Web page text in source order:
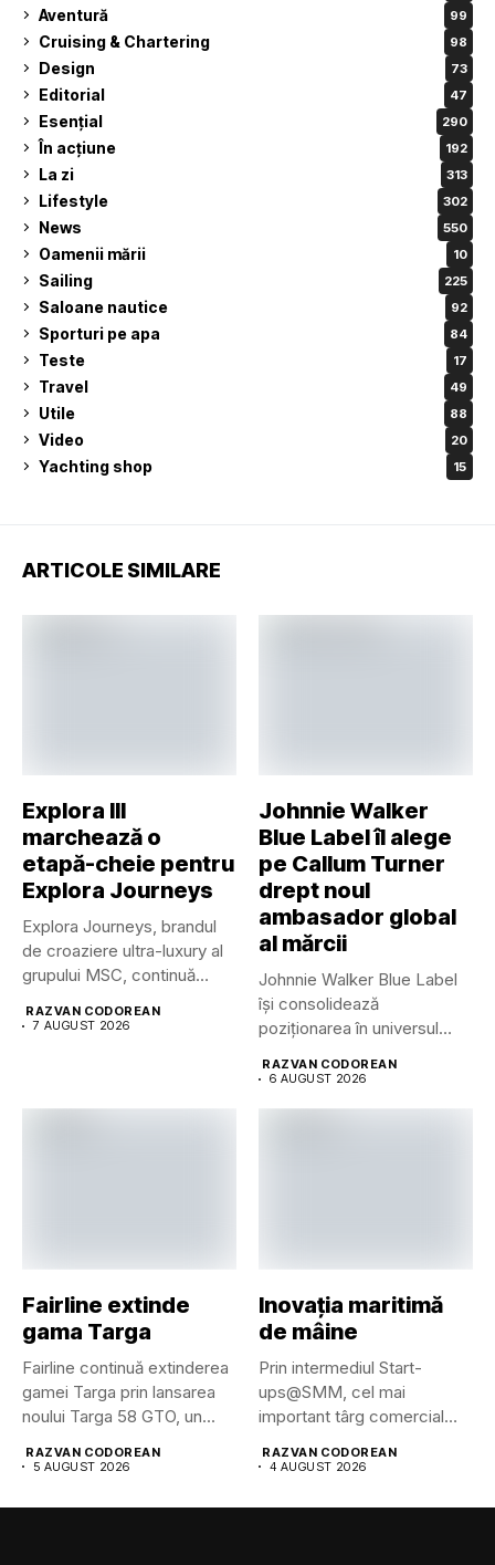
Aventură 99
Cruising & Chartering 98
Design 73
Editorial 47
Esențial 290
În acțiune 192
La zi 313
Lifestyle 302
News 550
Oamenii mării 10
Sailing 225
Saloane nautice 92
Sporturi pe apa 84
Teste 17
Travel 49
Utile 88
Video 20
Yachting shop 15
ARTICOLE SIMILARE
Explora III
marchează o
etapă-cheie pentru
Explora Journeys
Explora Journeys, brandul
de croaziere ultra-luxury al
grupului MSC, continuă
RAZVAN CODOREAN
7 AUGUST 2026
Johnnie Walker
Blue Label îl alege
pe Callum Turner
drept noul
ambasador global
al mărcii
Johnnie Walker Blue Label
își consolidează
poziționarea în universul
RAZVAN CODOREAN
6 AUGUST 2026
Fairline extinde
gama Targa
Fairline continuă extinderea
gamei Targa prin lansarea
noului Targa 58 GTO, un...
RAZVAN CODOREAN
5 AUGUST 2026
Inovația maritimă
de mâine
Prin intermediul Start-
ups@SMM, cel mai
important târg comercial
RAZVAN CODOREAN
4 AUGUST 2026